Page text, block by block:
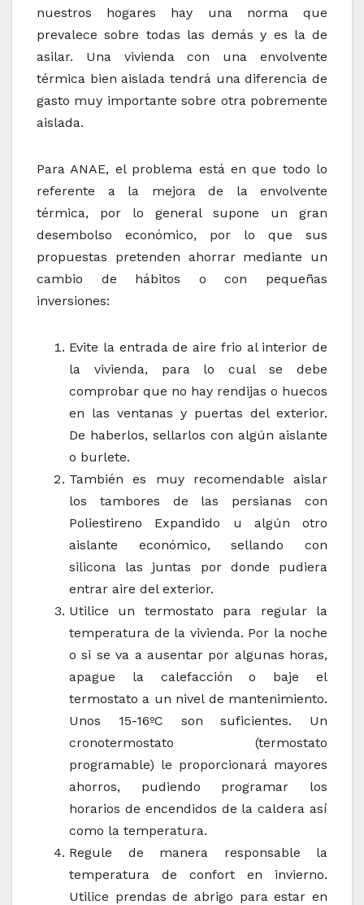
nuestros hogares hay una norma que
prevalece sobre todas las demás y es la de
asilar. Una vivienda con una envolvente
térmica bien aislada tendrá una diferencia de
gasto muy importante sobre otra pobremente
aislada.
Para ANAE, el problema está en que todo lo
referente a la mejora de la envolvente
térmica, por lo general supone un gran
desembolso económico, por lo que sus
propuestas pretenden ahorrar mediante un
cambio de hábitos o con pequeñas
inversiones:
Evite la entrada de aire frio al interior de
la vivienda, para lo cual se debe
comprobar que no hay rendijas o huecos
en las ventanas y puertas del exterior.
De haberlos, sellarlos con algún aislante
o burlete.
También es muy recomendable aislar
los tambores de las persianas con
Poliestireno Expandido u algún otro
aislante económico, sellando con
silicona las juntas por donde pudiera
entrar aire del exterior.
Utilice un termostato para regular la
temperatura de la vivienda. Por la noche
o si se va a ausentar por algunas horas,
apague la calefacción o baje el
termostato a un nivel de mantenimiento.
Unos 15-16ºC son suficientes. Un
cronotermostato (termostato
programable) le proporcionará mayores
ahorros, pudiendo programar los
horarios de encendidos de la caldera así
como la temperatura.
Regule de manera responsable la
temperatura de confort en invierno.
Utilice prendas de abrigo para estar en